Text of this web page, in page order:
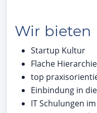
Wir bieten
Startup Kultur
Flache
top
Einbindung in
IT Schulungen